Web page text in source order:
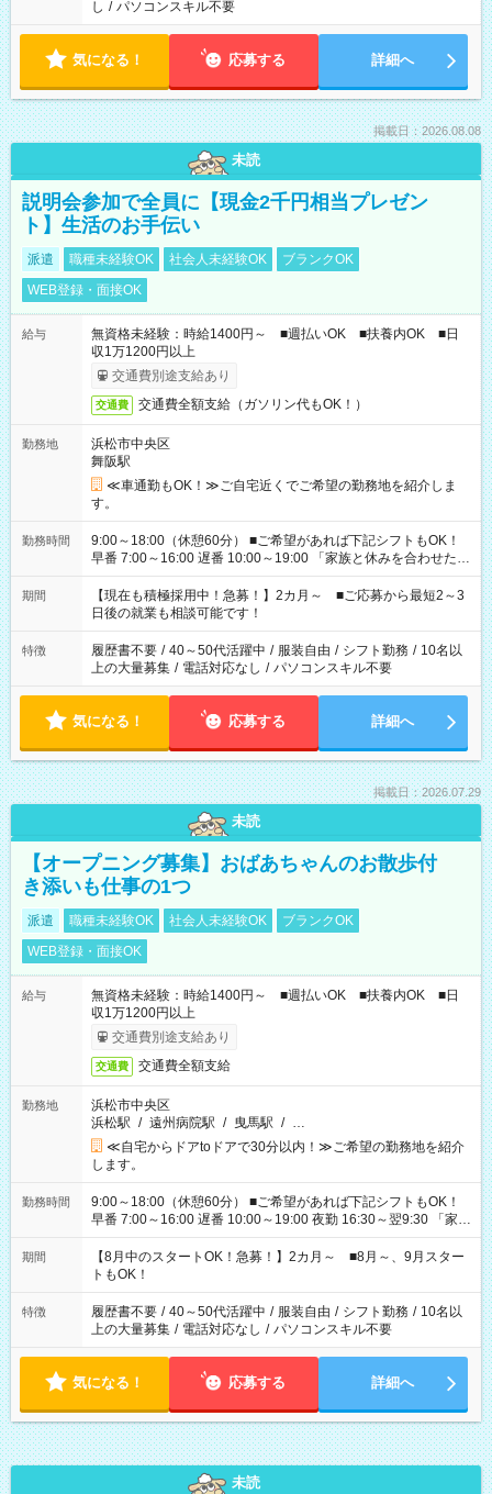
し / パソコンスキル不要
気になる！ 応募する 詳細へ
掲載日：2026.08.08
未読
説明会参加で全員に【現金2千円相当プレゼン
ト】生活のお手伝い
派遣 職種未経験OK 社会人未経験OK
ブランクOK
WEB登録・面接OK
給与
無資格未経験：時給1400円～ ■週払いOK ■扶養内OK ■日
収1万1200円以上
交通費別途支給あり
交通費 交通費全額支給（ガソリン代もOK！）
勤務地
浜松市中央区
舞阪駅
≪車通勤もOK！≫ご自宅近くでご希望の勤務地を紹介しま
す。
勤務時間
9:00～18:00（休憩60分） ■ご希望があれば下記シフトもOK！
早番 7:00～16:00 遅番 10:00～19:00 「家族と休みを合わせた
い」 「余裕を持って夕飯の準備がしたい」 「できれば残業はし
たくない」 など、ご希望を教えてくださいね。 ※Wワーク希望
の方へ 今ご覧のお仕事で希望する勤務時間と、もう1つのお仕事
の勤務時間。 合計で週40時間を超える場合は応募できません。
期間
【現在も積極採用中！急募！】2カ月～ ■ご応募から最短2～3
日後の就業も相談可能です！
特徴 履歴書不要 / 40～50代活躍中 / 服装自由 / シフト勤務 / 10名以
上の大量募集 / 電話対応なし / パソコンスキル不要
気になる！ 応募する 詳細へ
掲載日：2026.07.29
未読
【オープニング募集】おばあちゃんのお散歩付
き添いも仕事の1つ
派遣 職種未経験OK 社会人未経験OK
ブランクOK
WEB登録・面接OK
給与
無資格未経験：時給1400円～ ■週払いOK ■扶養内OK ■日
収1万1200円以上
交通費別途支給あり
交通費 交通費全額支給
勤務地
浜松市中央区
浜松駅 / 遠州病院駅 / 曳馬駅 / …
≪自宅からドアtoドアで30分以内！≫ご希望の勤務地を紹介
します。
勤務時間
9:00～18:00（休憩60分） ■ご希望があれば下記シフトもOK！
早番 7:00～16:00 遅番 10:00～19:00 夜勤 16:30～翌9:30 「家族
と休みを合わせたい」 「余裕を持って夕飯の準備がしたい」
「できれば残業はしたくない」 など、ご希望を教えてください
ね。 ※Wワーク希望の方へ 今ご覧のお仕事で希望する勤務時間
と、もう1つのお仕事の勤務時間。 合計で週40時間を超える場
合は応募できません。
期間
【8月中のスタートOK！急募！】2カ月～ ■8月～、9月スター
トもOK！
特徴 履歴書不要 / 40～50代活躍中 / 服装自由 / シフト勤務 / 10名以
上の大量募集 / 電話対応なし / パソコンスキル不要
気になる！ 応募する 詳細へ
未読